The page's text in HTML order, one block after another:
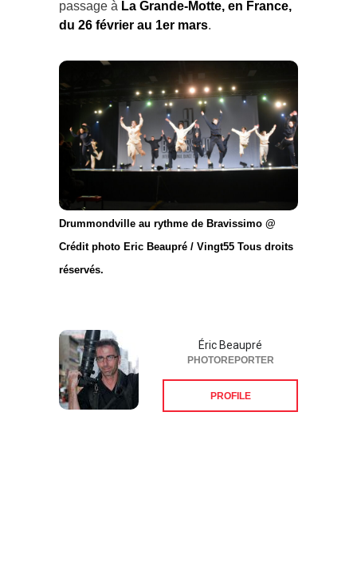
du 26 février au 1er mars
Drummondville au rythme de Bravissimo @
Crédit photo Eric Beaupré / Vingt55 Tous droits
réservés.
Éric Beaupré
PHOTOREPORTER
PROFILE